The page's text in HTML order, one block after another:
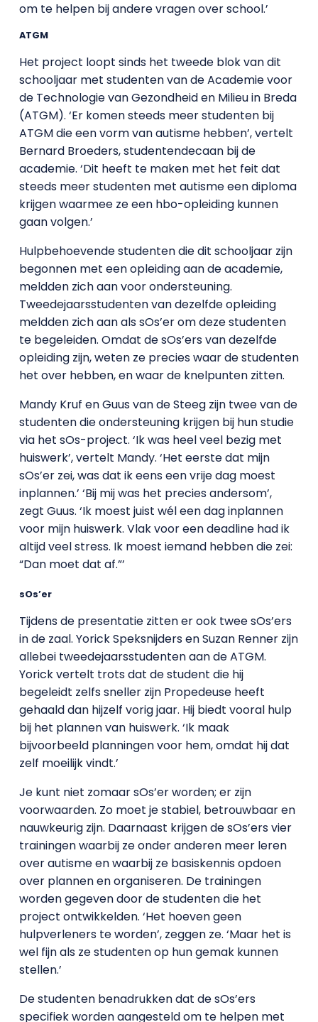
om te helpen bij andere vragen over school.’
ATGM
Het project loopt sinds het tweede blok van dit
schooljaar met studenten van de Academie voor
de Technologie van Gezondheid en Milieu in Breda
(ATGM). ‘Er komen steeds meer studenten bij
ATGM die een vorm van autisme hebben’, vertelt
Bernard Broeders, studentendecaan bij de
academie. ‘Dit heeft te maken met het feit dat
steeds meer studenten met autisme een diploma
krijgen waarmee ze een hbo-opleiding kunnen
gaan volgen.’
Hulpbehoevende studenten die dit schooljaar zijn
begonnen met een opleiding aan de academie,
meldden zich aan voor ondersteuning.
Tweedejaarsstudenten van dezelfde opleiding
meldden zich aan als sOs’er om deze studenten
te begeleiden. Omdat de sOs’ers van dezelfde
opleiding zijn, weten ze precies waar de studenten
het over hebben, en waar de knelpunten zitten.
Mandy Kruf en Guus van de Steeg zijn twee van de
studenten die ondersteuning krijgen bij hun studie
via het sOs-project. ‘Ik was heel veel bezig met
huiswerk’, vertelt Mandy. ‘Het eerste dat mijn
sOs’er zei, was dat ik eens een vrije dag moest
inplannen.’ ‘Bij mij was het precies andersom’,
zegt Guus. ‘Ik moest juist wél een dag inplannen
voor mijn huiswerk. Vlak voor een deadline had ik
altijd veel stress. Ik moest iemand hebben die zei:
“Dan moet dat af.”’
sOs’er
Tijdens de presentatie zitten er ook twee sOs’ers
in de zaal. Yorick Speksnijders en Suzan Renner zijn
allebei tweedejaarsstudenten aan de ATGM.
Yorick vertelt trots dat de student die hij
begeleidt zelfs sneller zijn Propedeuse heeft
gehaald dan hijzelf vorig jaar. Hij biedt vooral hulp
bij het plannen van huiswerk. ‘Ik maak
bijvoorbeeld planningen voor hem, omdat hij dat
zelf moeilijk vindt.’
Je kunt niet zomaar sOs’er worden; er zijn
voorwaarden. Zo moet je stabiel, betrouwbaar en
nauwkeurig zijn. Daarnaast krijgen de sOs’ers vier
trainingen waarbij ze onder anderen meer leren
over autisme en waarbij ze basiskennis opdoen
over plannen en organiseren. De trainingen
worden gegeven door de studenten die het
project ontwikkelden. ‘Het hoeven geen
hulpverleners te worden’, zeggen ze. ‘Maar het is
wel fijn als ze studenten op hun gemak kunnen
stellen.’
De studenten benadrukken dat de sOs’ers
specifiek worden aangesteld om te helpen met